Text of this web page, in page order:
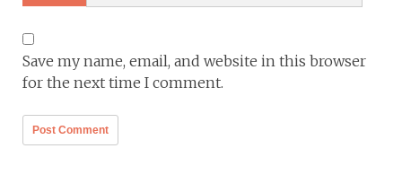
Save my name, email, and website in this browser
for the next time I comment.